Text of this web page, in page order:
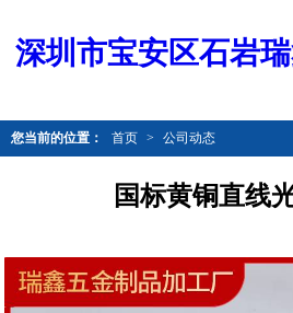
深圳市宝安区石岩
您当前的位置： 首页 > 公司动态
国标黄铜直线